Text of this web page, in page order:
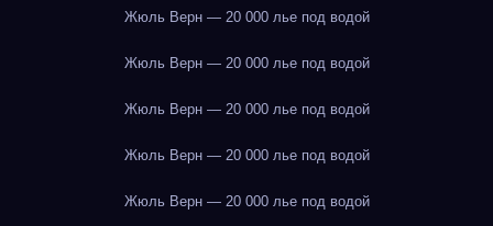
Жюль Верн — 20 000 лье под водой
Жюль Верн — 20 000 лье под водой
Жюль Верн — 20 000 лье под водой
Жюль Верн — 20 000 лье под водой
Жюль Верн — 20 000 лье под водой